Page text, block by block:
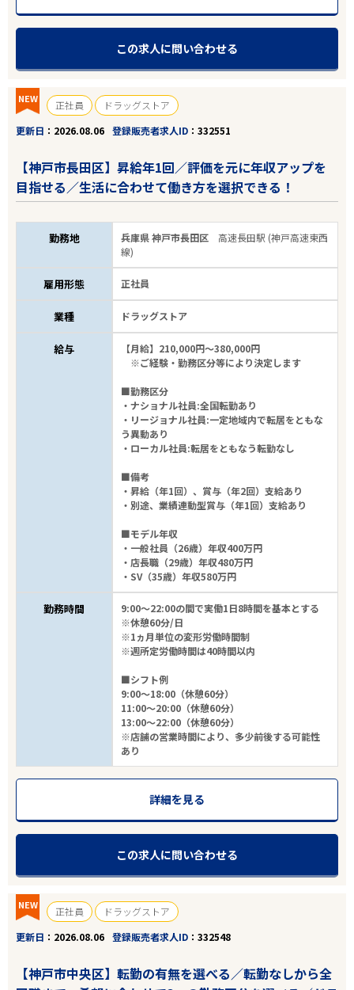
この求人に問い合わせる
NEW 正社員
ドラッグストア
更新日
2026.08.06 登録販売者求人ID 332551
【神戸市長田区】昇給年1回／評価を元に年収アップを
目指せる／生活に合わせて働き方を選択できる！
勤務地 兵庫県 神戸市長田区高速長田駅 (神戸高速東西
線)
雇用形態 正社員
業種 ドラッグストア
給与
【月給】210,000円～380,000円
※ご経験・勤務区分等により決定します
■勤務区分
・ナショナル社員:全国転勤あり
・リージョナル社員:一定地域内で転居をともな
う異動あり
・ローカル社員:転居をともなう転勤なし
■備考
・昇給（年1回）、賞与（年2回）支給あり
・別途、業績連動型賞与（年1回）支給あり
■モデル年収
・一般社員（26歳）年収400万円
・店長職（29歳）年収480万円
・SV（35歳）年収580万円
勤務時間
9:00～22:00の間で実働1日8時間を基本とする
※休憩60分/日
※1ヵ月単位の変形労働時間制
※週所定労働時間は40時間以内
■シフト例
9:00～18:00（休憩60分）
11:00～20:00（休憩60分）
13:00～22:00（休憩60分）
※店舗の営業時間により、多少前後する可能性
あり
詳細を見る
この求人に問い合わせる
NEW 正社員
ドラッグストア
更新日
2026.08.06 登録販売者求人ID 332548
【神戸市中央区】転勤の有無を選べる／転勤なしから全